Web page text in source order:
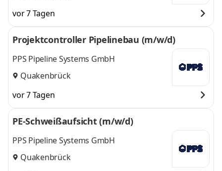
vor 7 Tagen
Projektcontroller Pipelinebau (m/w/d)
PPS Pipeline Systems GmbH
Quakenbrück
vor 7 Tagen
PE-Schweißaufsicht (m/w/d)
PPS Pipeline Systems GmbH
Quakenbrück